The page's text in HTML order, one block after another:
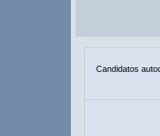
Candidatos